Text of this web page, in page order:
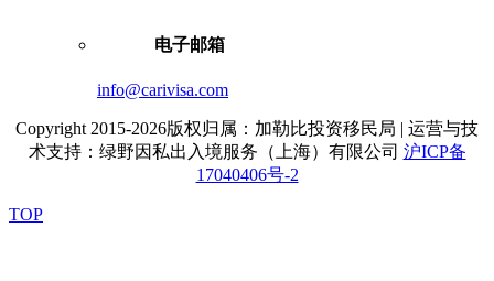
电子邮箱
info@carivisa.com
Copyright 2015-2026版权归属：加勒比投资移民局 | 运营与技
术支持：绿野因私出入境服务（上海）有限公司 沪ICP备
17040406号-2
TOP